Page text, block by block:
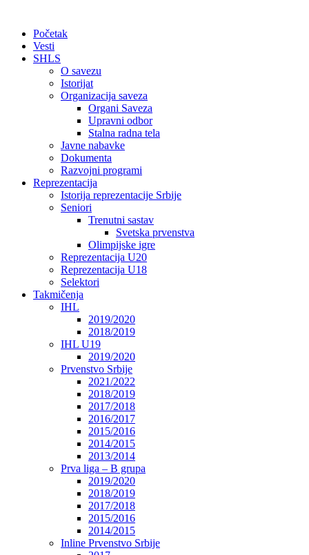
Početak
Vesti
SHLS
O savezu
Istorijat
Organizacija saveza
Organi Saveza
Upravni odbor
Stalna radna tela
Javne nabavke
Dokumenta
Razvojni programi
Reprezentacija
Istorija reprezentacije Srbije
Seniori
Trenutni sastav
Svetska prvenstva
Olimpijske igre
Reprezentacija U20
Reprezentacija U18
Selektori
Takmičenja
IHL
2019/2020
2018/2019
IHL U19
2019/2020
Prvenstvo Srbije
2021/2022
2018/2019
2017/2018
2016/2017
2015/2016
2014/2015
2013/2014
Prva liga – B grupa
2019/2020
2018/2019
2017/2018
2015/2016
2014/2015
Inline Prvenstvo Srbije